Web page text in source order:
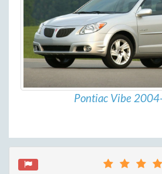
Pontiac Vibe